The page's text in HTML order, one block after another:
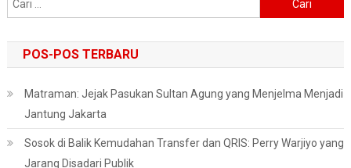
untuk:
POS-POS TERBARU
Matraman: Jejak Pasukan Sultan Agung yang Menjelma Menjadi
Jantung Jakarta
Sosok di Balik Kemudahan Transfer dan QRIS: Perry Warjiyo yang
Jarang Disadari Publik